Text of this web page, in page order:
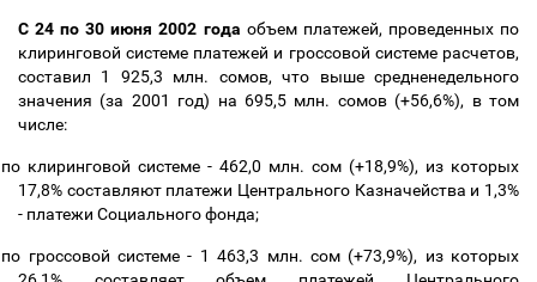
С 24 по 30 июня 2002 года объем платежей, проведенных по
клиринговой системе платежей и гроссовой системе расчетов,
составил 1 925,3 млн. сомов, что выше средненедельного
значения (за 2001 год) на 695,5 млн. сомов (+56,6%), в том
числе:
по клиринговой системе - 462,0 млн. сом (+18,9%), из которых
17,8% составляют платежи Центрального Казначейства и 1,3%
- платежи Социального фонда;
по гроссовой системе - 1 463,3 млн. сом (+73,9%), из которых